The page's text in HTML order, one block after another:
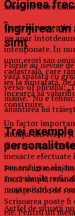
moment între
Îngrijirea:
simț
Florile au nevoie
vază spălată cu
verso-ul plicului:
mâine.” Nu e
amintirea lui
Trei
Pentru un mesaj
frază simplă:
nuanțe calde de
Scrisoarea poate
ele. Pentru un
Originea
Contrar percepției
nu apar
intenționate. În
unor erori sau
cadastrală, care
ies la suprafață,
încearcă să
construire.
Un factor
situația din teren
discrepanțe pot
inexacte
sau ambigue ale
succesiunile
moștenitori pot
Astfel de situații